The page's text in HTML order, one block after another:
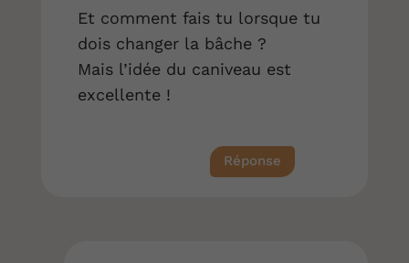
Et comment fais tu lorsque tu
dois changer la bâche ?
Mais l’idée du caniveau est
excellente !
Réponse